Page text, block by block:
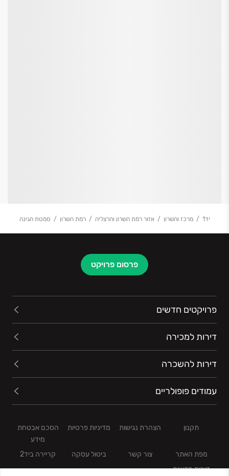
יד1 מרכז והשרון אזור רמת השרון והרצליה רמת השרון סמטת הגינה
פרסום פרויקט
פרויקטים חדשים
דירות למכירה
דירות להשכרה
עמודים פופולריים
תקנון הצהרת נגישות מדיניות פרטיות
הסכם אבטחת
מידע
מפת האתר
צור קשר ביטול עסקה
קריירה ביד2
דירות חדשות